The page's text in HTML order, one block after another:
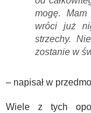
mogę.
wróci już
strzechy.
zostanie w
– napisał w
Wiele z tych